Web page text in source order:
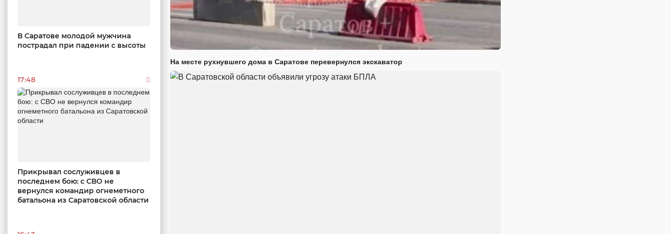
В Саратове молодой мужчина
пострадал при падении с высоты
17:48
Прикрывал сослуживцев в
последнем бою: с СВО не
вернулся командир огнеметного
батальона из Саратовской области
На месте рухнувшего дома в Саратове перевернулся экскаватор